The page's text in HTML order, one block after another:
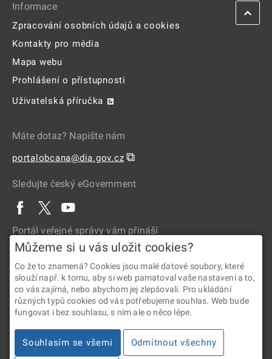
Informace
Zpracování osobních údajů a cookies
Kontakty pro média
Mapa webu
Prohlášení o přístupnosti
Uživatelská příručka
Máte dotaz? Napište nám
portalobcana@dia.gov.cz ⧉
Sledujte český eGovernment
Portál veřejné správy vám přináší
2026 © Digitální a informační agentura • Informace jsou poskytovány
v souladu se zákonem č. 106/1999 Sb., o svobodném přístupu
k informacím.
Můžeme si u vás uložit cookies?
Co že to znamená? Cookies jsou malé datové soubory, které
slouží např. k tomu, aby si web pamatoval vaše nastavení a to,
co vás zajímá, nebo abychom jej zlepšovali. Pro ukládání
různých typů cookies od vás potřebujeme souhlas. Web bude
fungovat i bez souhlasu, s ním ale o něco lépe.
Souhlasím se všemi Odmítnout všechny